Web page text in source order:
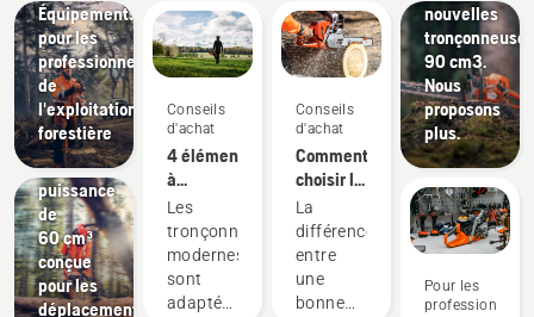
Équipements
pour les
professionnels
de
l'exploitation
forestière
Arboristes
et
professionnels
de
l'entretien
des arbres
Une
puissance
de
60 cm³
conçue
pour les
déplacements
Conseils
d'achat
4 éléments
à
prendre
en
compte
lors de
l'achat
Les
tronçonneuses
modernes
sont
adaptées
Conseils
d'achat
Comment
choisir la
tronçonneuse
la plus
adaptée
à vos
besoins
La
différence
entre
une
bonne
nouvelles
tronçonneuses
90 cm3.
Nous
proposons
plus.
Pour les
professionnels